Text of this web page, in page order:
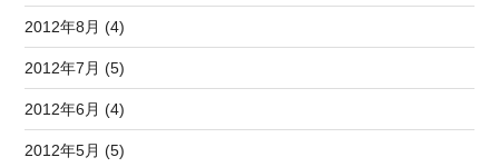
2012年8月 (4)
2012年7月 (5)
2012年6月 (4)
2012年5月 (5)